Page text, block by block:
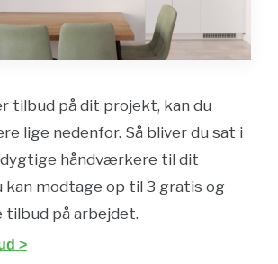
tilbud på dit projekt, kan du
lige nedenfor. Så bliver du sat i
håndværkere til dit
kan modtage op til 3 gratis og
på arbejdet.
>